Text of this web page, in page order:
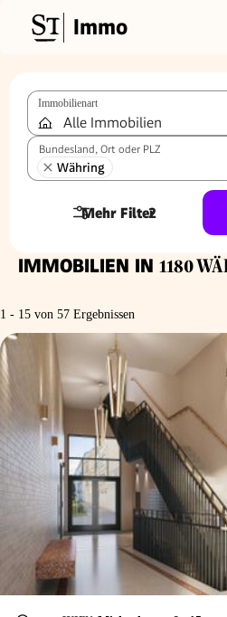
Immo
Immobilienart
Bundesland, Ort oder PLZ
Währing
Mehr Filter
2
IMMOBILIEN IN 1180
1 - 15 von 57 Ergebnissen